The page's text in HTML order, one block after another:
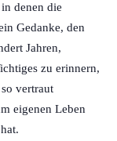
denen die
Gedanke, den
Jahren,
zu erinnern,
vertraut
eigenen Leben